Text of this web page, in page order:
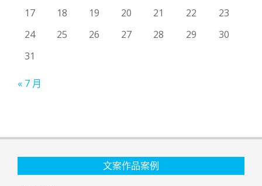
17
18 19 20 21 22
23
24
25 26 27 28 29
30
31
« 7 月
文案作品案例